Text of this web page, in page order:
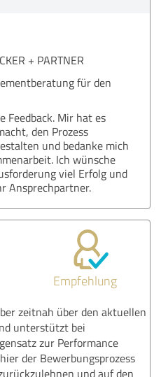
+ PARTNER
für den
Feedback. Mir hat es
den Prozess
und bedanke mich
Ich wünsche
viel Erfolg und
Ansprechpartner.
Empfehlung
zeitnah über den aktuellen
unterstützt bei
zur Performance
der Bewerbungsprozess
und auf den